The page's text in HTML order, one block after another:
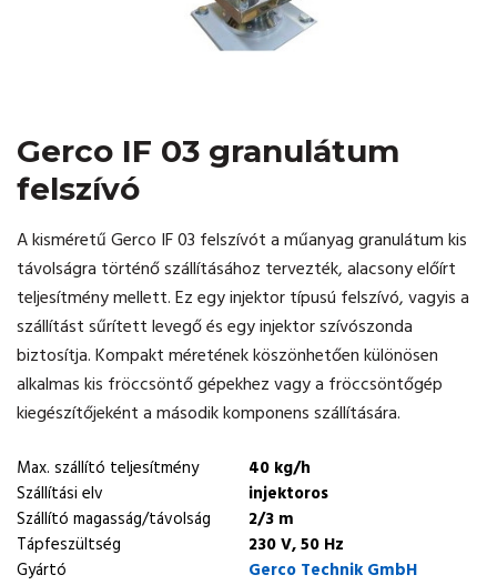
Gerco IF 03 granulátum
felszívó
A kisméretű Gerco IF 03 felszívót a műanyag granulátum kis
távolságra történő szállításához tervezték, alacsony előírt
teljesítmény mellett. Ez egy injektor típusú felszívó, vagyis a
szállítást sűrített levegő és egy injektor szívószonda
biztosítja. Kompakt méretének köszönhetően különösen
alkalmas kis fröccsöntő gépekhez vagy a fröccsöntőgép
kiegészítőjeként a második komponens szállítására.
Max. szállító teljesítmény
40 kg/h
Szállítási elv
injektoros
Szállító magasság/távolság
2/3 m
Tápfeszültség
230 V, 50 Hz
Gyártó
Gerco Technik GmbH